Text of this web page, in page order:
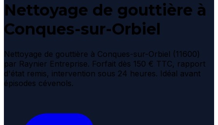
Nettoyage de gouttière à
Conques-sur-Orbiel
Nettoyage de gouttière à Conques-sur-Orbiel (11600)
par Raynier Entreprise. Forfait dès 150 € TTC, rapport
d'état remis, intervention sous 24 heures. Idéal avant
épisodes cévenols.